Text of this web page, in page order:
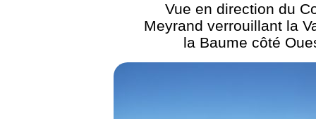
Vue en direction du
Meyrand verrouillant la
la Baume côté